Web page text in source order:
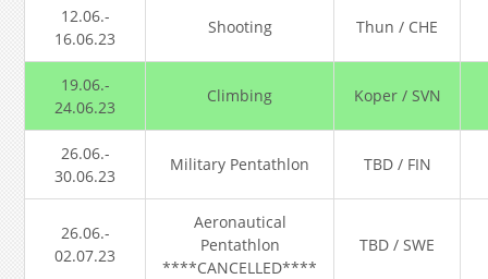
12.06.-
16.06.23
Shooting Thun / CHE
19.06.-
24.06.23
Climbing Koper / SVN
26.06.-
30.06.23
Military Pentathlon TBD / FIN
26.06.-
02.07.23
Aeronautical
Pentathlon
****CANCELLED****
TBD / SWE